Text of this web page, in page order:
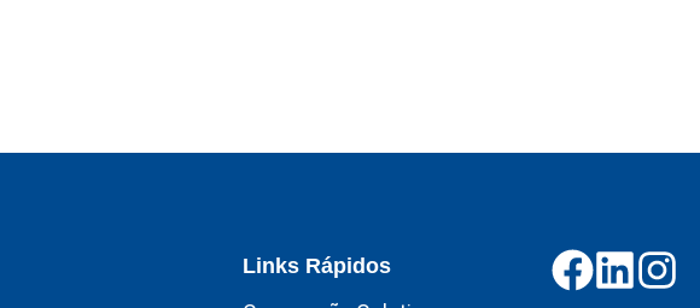
Links Rápidos